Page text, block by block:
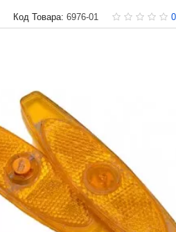
Код Товара: 6976-01